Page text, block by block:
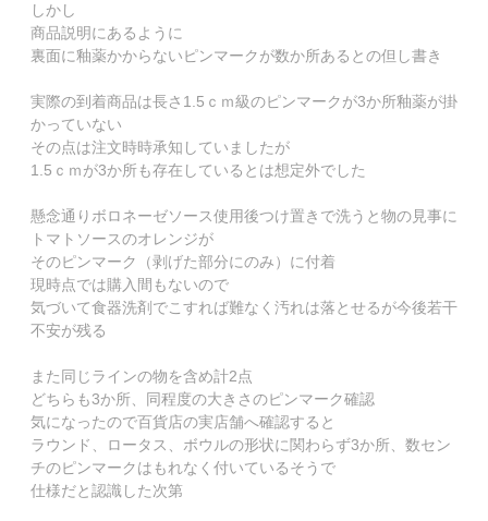
しかし
商品説明にあるように
裏面に釉薬かからないピンマークが数か所あるとの但し書き
実際の到着商品は長さ1.5ｃｍ級のピンマークが3か所釉薬が掛
かっていない
その点は注文時時承知していましたが
1.5ｃｍが3か所も存在しているとは想定外でした
懸念通りボロネーゼソース使用後つけ置きで洗うと物の見事に
トマトソースのオレンジが
そのピンマーク（剥げた部分にのみ）に付着
現時点では購入間もないので
気づいて食器洗剤でこすれば難なく汚れは落とせるが今後若干
不安が残る
また同じラインの物を含め計2点
どちらも3か所、同程度の大きさのピンマーク確認
気になったので百貨店の実店舗へ確認すると
ラウンド、ロータス、ボウルの形状に関わらず3か所、数セン
チのピンマークはもれなく付いているそうで
仕様だと認識した次第